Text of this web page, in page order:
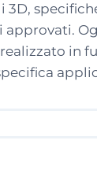
3D,
approvati.
in